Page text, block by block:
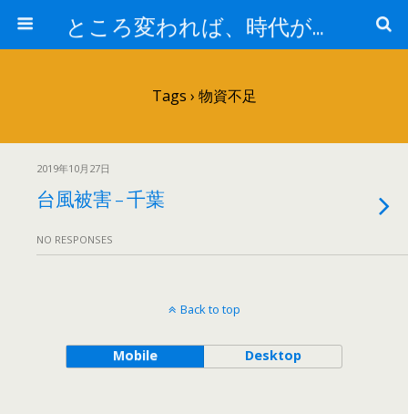
ところ変われば、時代が違えば
Tags › 物資不足
2019年10月27日
台風被害 – 千葉
NO RESPONSES
Back to top
Mobile Desktop